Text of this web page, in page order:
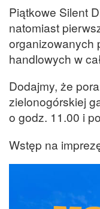
Piątkowe Silent
natomiast
organizowanych
handlowych w
Dodajmy, że
zielonogórskiej
o godz. 11.00 i
Wstęp na